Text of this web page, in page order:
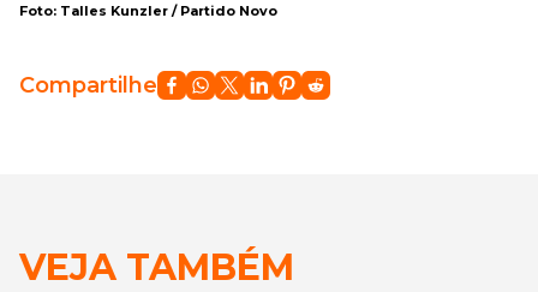
Foto: Talles Kunzler / Partido Novo
Compartilhe
VEJA TAMBÉM